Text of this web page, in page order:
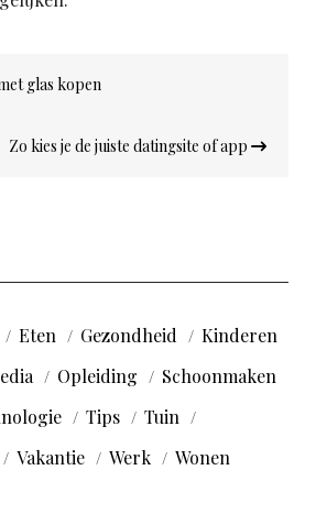
glas kopen
Zo kies je de juiste datingsite of app
Eten Gezondheid
Kinderen
Opleiding
Schoonmaken
Tips
Tuin
Vakantie Werk Wonen